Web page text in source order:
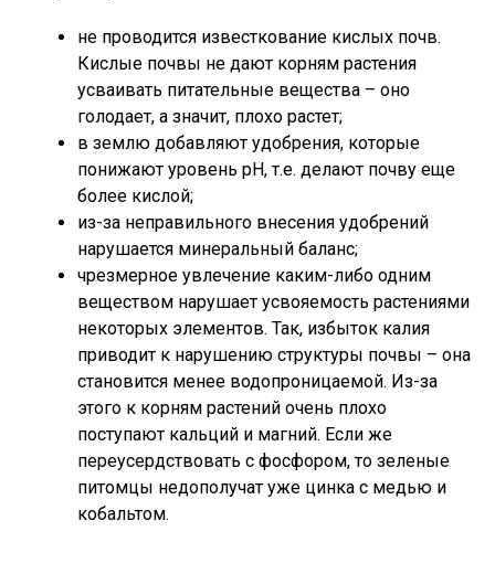
не проводится известкование кислых почв.
Кислые почвы не дают корням растения
усваивать питательные вещества – оно
голодает, а значит, плохо растет;
в землю добавляют удобрения, которые
понижают уровень рН, т.е. делают почву еще
более кислой;
из-за неправильного внесения удобрений
нарушается минеральный баланс;
чрезмерное увлечение каким-либо одним
веществом нарушает усвояемость растениями
некоторых элементов. Так, избыток калия
приводит к нарушению структуры почвы – она
становится менее водопроницаемой. Из-за
этого к корням растений очень плохо
поступают кальций и магний. Если же
переусердствовать с фосфором, то зеленые
питомцы недополучат уже цинка с медью и
кобальтом.